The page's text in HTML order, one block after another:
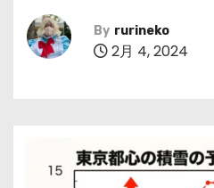
By rurineko
2月 4, 2024